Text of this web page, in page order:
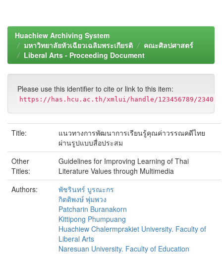
Huachiew Archiving System
มหาวิทยาลัยหัวเฉียวเฉลิมพระเกียรติ
คณะศิลปศาสตร์
Liberal Arts - Proceeding Document
Please use this identifier to cite or link to this item:
https://has.hcu.ac.th/xmlui/handle/123456789/2340
Title:
แนวทางการพัฒนาการเรียนรู้คุณค่าวรรณคดีไทย
ผ่านรูปแบบสื่อประสม
Other
Titles:
Guidelines for Improving Learning of Thai
Literature Values through Multimedia
Authors:
พัชรินทร์ บูรณะกร
กิตติพงษ์ พุ่มพวง
Patcharin Buranakorn
Kittipong Phumpuang
Huachiew Chalermprakiet University. Faculty of
Liberal Arts
Naresuan University. Faculty of Education